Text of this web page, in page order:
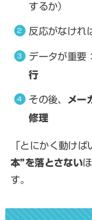
するか）
反応がなけれ
データが重要
行
その後、
メー
修理
「とにかく動けば
本”を落とさない
す。